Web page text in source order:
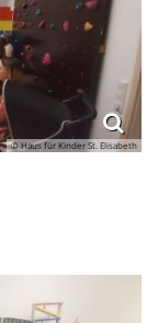
© Haus für Kinder St. Elisabeth